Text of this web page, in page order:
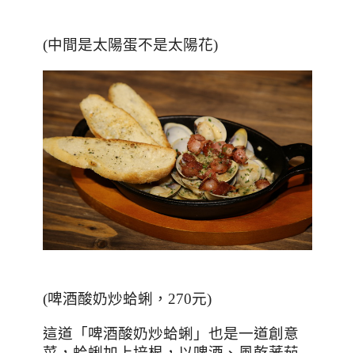
(中間是太陽蛋不是太陽花)
(啤酒酸奶炒蛤蜊，270元)
這道「啤酒酸奶炒蛤蜊」也是一道創意